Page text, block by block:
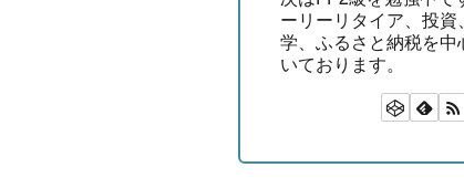
ーリーリタイア、投資
学、ふるさと納税を中
いております。